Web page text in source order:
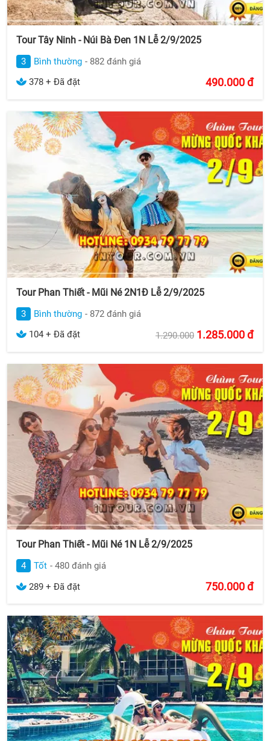
Tour Tây Ninh - Núi Bà Đen 1N Lễ 2/9/2025
3 Bình thường - 882 đánh giá
378 + Đã đặt
490.000đ
Tour Phan Thiết - Mũi Né 2N1Đ Lễ 2/9/2025
3 Bình thường - 872 đánh giá
104 + Đã đặt
1.290.000 1.285.000đ
Tour Phan Thiết - Mũi Né 1N Lễ 2/9/2025
4 Tốt - 480 đánh giá
289 + Đã đặt
750.000đ